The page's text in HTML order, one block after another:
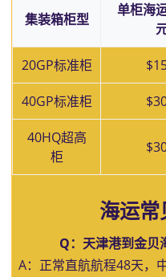
集装箱柜型
单柜海
20GP标准柜
40GP标准柜
40HQ超高
柜
海运常
Q：天津港到金贝
A：正常直航航程48天，